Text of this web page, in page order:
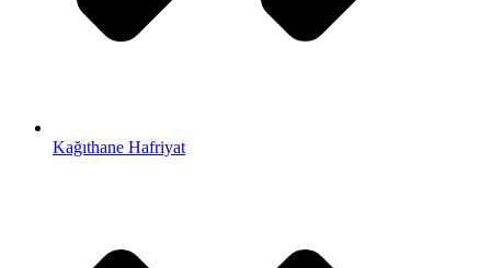
Kağıthane Hafriyat